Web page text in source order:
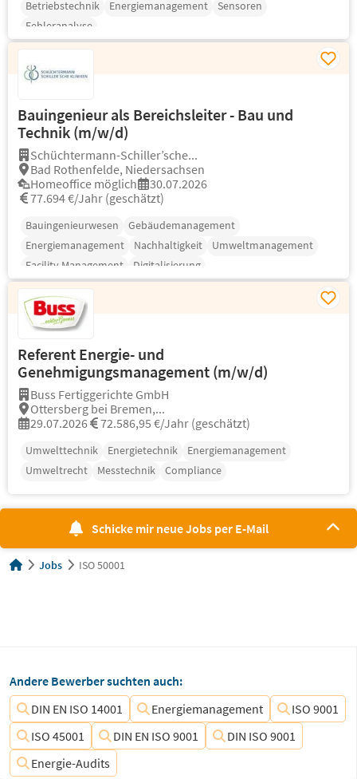
Betriebstechnik Energiemanagement
Sensoren
Fehleranalyse
Bauingenieur als Bereichsleiter - Bau und
Technik (m/w/d)
Schüchtermann-Schiller’sche...
Bad Rothenfelde, Niedersachsen
Homeoffice möglich
30.07.2026
77.694 €/Jahr (geschätzt)
Bauingenieurwesen
Gebäudemanagement
Energiemanagement
Nachhaltigkeit
Umweltmanagement
Facility Management
Digitalisierung
Referent Energie- und
Genehmigungsmanagement (m/w/d)
Buss Fertiggerichte GmbH
Ottersberg bei Bremen,...
29.07.2026
72.586,95 €/Jahr (geschätzt)
Umwelttechnik Energietechnik
Energiemanagement
Umweltrecht
Messtechnik Compliance
Schicke mir neue Jobs per E-Mail
Jobs ISO 50001
Andere Bewerber suchten auch:
DIN EN ISO 14001
Energiemanagement
ISO 9001
ISO 45001
DIN EN ISO 9001
DIN ISO 9001
Energie-Audits